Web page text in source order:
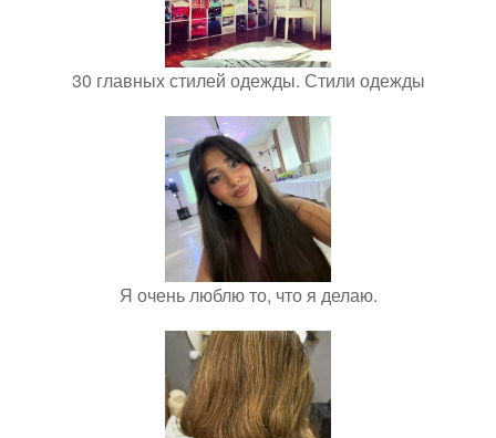
30 главных стилей одежды. Стили одежды
Я очень люблю то, что я делаю.